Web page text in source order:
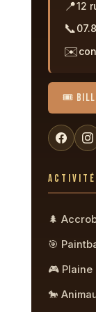
📍12
📞
✉️
🎟️
🌲
🎯
🎮
🐎